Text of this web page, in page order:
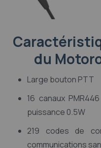
du
Large bouton PTT
16 canaux
puissance 0.5W
219 codes de
communications